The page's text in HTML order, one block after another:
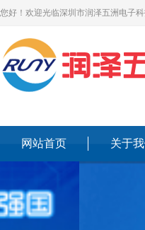
您好！欢迎光临深圳市润泽五洲电子
网站首页 关于